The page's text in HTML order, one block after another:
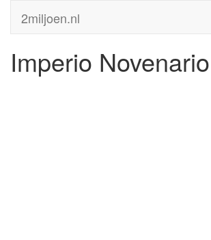
2miljoen.nl
Imperio Novenario